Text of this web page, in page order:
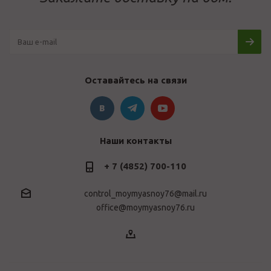
Оставайтесь на связи
Наши контакты
+ 7 (4852) 700-110
control_moymyasnoy76@mail.ru
office@moymyasnoy76.ru